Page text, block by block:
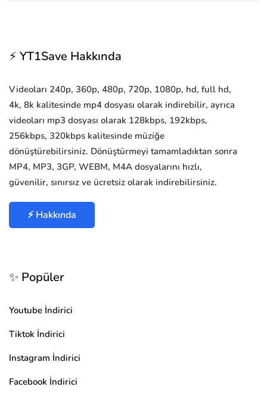
⚡ YT1Save Hakkında
Videoları 240p, 360p, 480p, 720p, 1080p, hd, full hd,
4k, 8k kalitesinde mp4 dosyası olarak indirebilir, ayrıca
videoları mp3 dosyası olarak 128kbps, 192kbps,
256kbps, 320kbps kalitesinde müziğe
dönüştürebilirsiniz. Dönüştürmeyi tamamladıktan sonra
MP4, MP3, 3GP, WEBM, M4A dosyalarını hızlı,
güvenilir, sınırsız ve ücretsiz olarak indirebilirsiniz.
⚡ Hakkında
✨ Popüler
Youtube İndirici
Tiktok İndirici
Instagram İndirici
Facebook İndirici